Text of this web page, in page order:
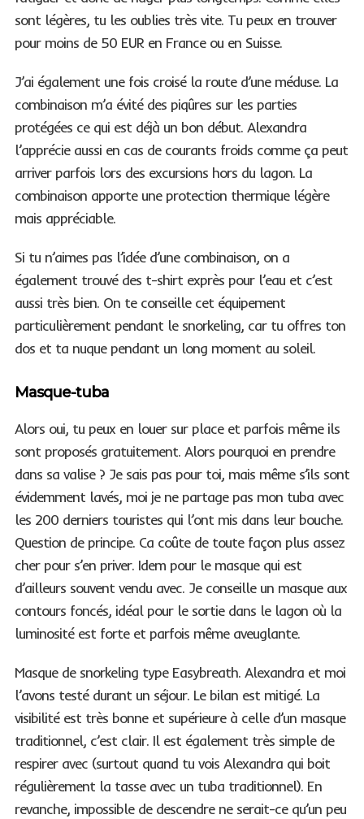
sont légères, tu les oublies très vite. Tu peux en trouver
pour moins de 50 EUR en France ou en Suisse.
J’ai également une fois croisé la route d’une méduse. La
combinaison m’a évité des piqûres sur les parties
protégées ce qui est déjà un bon début. Alexandra
l’apprécie aussi en cas de courants froids comme ça peut
arriver parfois lors des excursions hors du lagon. La
combinaison apporte une protection thermique légère
mais appréciable.
Si tu n’aimes pas l’idée d’une combinaison, on a
également trouvé des t-shirt exprès pour l’eau et c’est
aussi très bien. On te conseille cet équipement
particulièrement pendant le snorkeling, car tu offres ton
dos et ta nuque pendant un long moment au soleil.
Masque-tuba
Alors oui, tu peux en louer sur place et parfois même ils
sont proposés gratuitement. Alors pourquoi en prendre
dans sa valise ? Je sais pas pour toi, mais même s’ils sont
évidemment lavés, moi je ne partage pas mon tuba avec
les 200 derniers touristes qui l’ont mis dans leur bouche.
Question de principe. Ca coûte de toute façon plus assez
cher pour s’en priver. Idem pour le masque qui est
d’ailleurs souvent vendu avec. Je conseille un masque aux
contours foncés, idéal pour le sortie dans le lagon où la
luminosité est forte et parfois même aveuglante.
Masque de snorkeling type Easybreath. Alexandra et moi
l’avons testé durant un séjour. Le bilan est mitigé. La
visibilité est très bonne et supérieure à celle d’un masque
traditionnel, c’est clair. Il est également très simple de
respirer avec (surtout quand tu vois Alexandra qui boit
régulièrement la tasse avec un tuba traditionnel). En
revanche, impossible de descendre ne serait-ce qu’un peu